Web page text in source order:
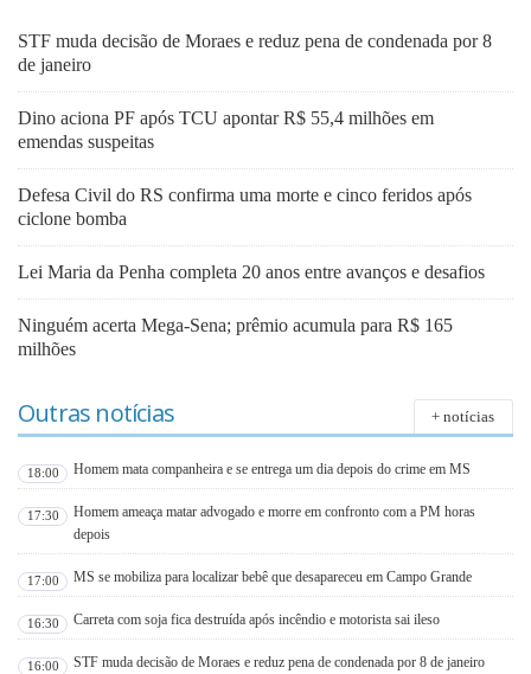
STF muda decisão de Moraes e reduz pena de condenada por 8
de janeiro
Dino aciona PF após TCU apontar R$ 55,4 milhões em
emendas suspeitas
Defesa Civil do RS confirma uma morte e cinco feridos após
ciclone bomba
Lei Maria da Penha completa 20 anos entre avanços e desafios
Ninguém acerta Mega-Sena; prêmio acumula para R$ 165
milhões
Outras notícias + notícias
18:00 Homem mata companheira e se entrega um dia depois do crime em MS
17:30
Homem ameaça matar advogado e morre em confronto com a PM horas
depois
17:00 MS se mobiliza para localizar bebê que desapareceu em Campo Grande
16:30 Carreta com soja fica destruída após incêndio e motorista sai ileso
16:00 STF muda decisão de Moraes e reduz pena de condenada por 8 de janeiro